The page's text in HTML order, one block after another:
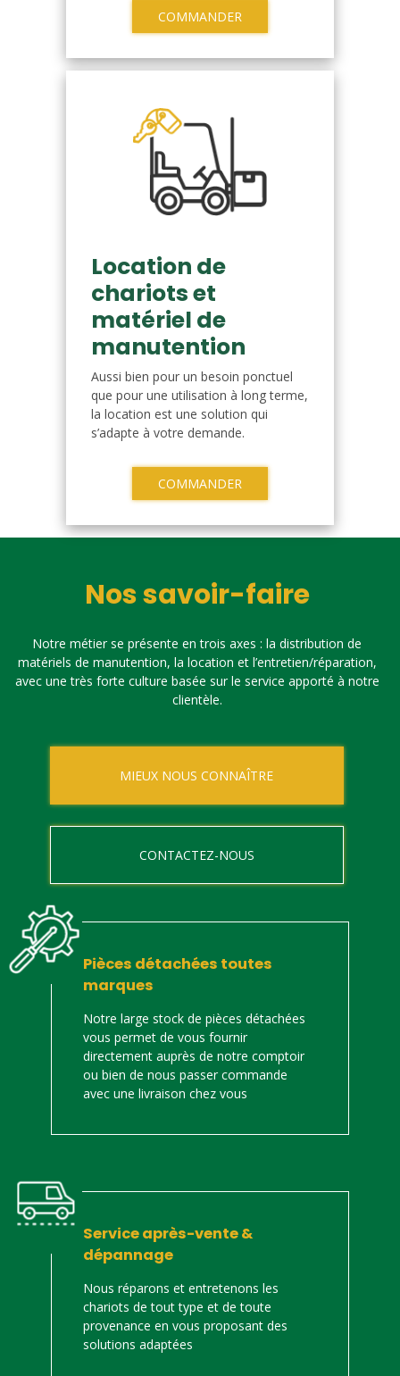
COMMANDER
Location de
chariots et
matériel de
manutention
Aussi bien pour un besoin ponctuel
que pour une utilisation à long terme,
la location est une solution qui
s’adapte à votre demande.
COMMANDER
Nos savoir-faire
Notre métier se présente en trois axes : la distribution de
matériels de manutention, la location et l’entretien/réparation,
avec une très forte culture basée sur le service apporté à notre
clientèle.
MIEUX NOUS CONNAÎTRE
CONTACTEZ-NOUS
Pièces détachées toutes
marques
Notre large stock de pièces détachées
vous permet de vous fournir
directement auprès de notre comptoir
ou bien de nous passer commande
avec une livraison chez vous
Service après-vente &
dépannage
Nous réparons et entretenons les
chariots de tout type et de toute
provenance en vous proposant des
solutions adaptées